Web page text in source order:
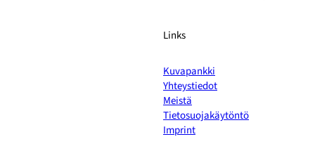
Links
Kuvapankki
Yhteystiedot
Meistä
Tietosuojakäytöntö
Imprint